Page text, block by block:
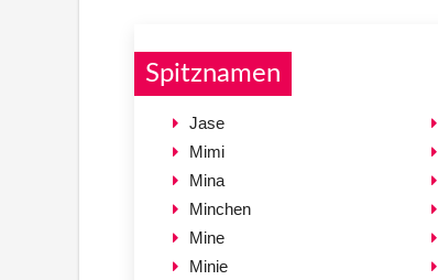
Spitznamen
Jase
Mimi
Mina
Minchen
Mine
Minie